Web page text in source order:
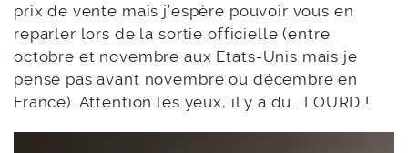
prix de vente mais j’espère pouvoir vous en
reparler lors de la sortie officielle (entre
octobre et novembre aux Etats-Unis mais je
pense pas avant novembre ou décembre en
France). Attention les yeux, il y a du… LOURD !